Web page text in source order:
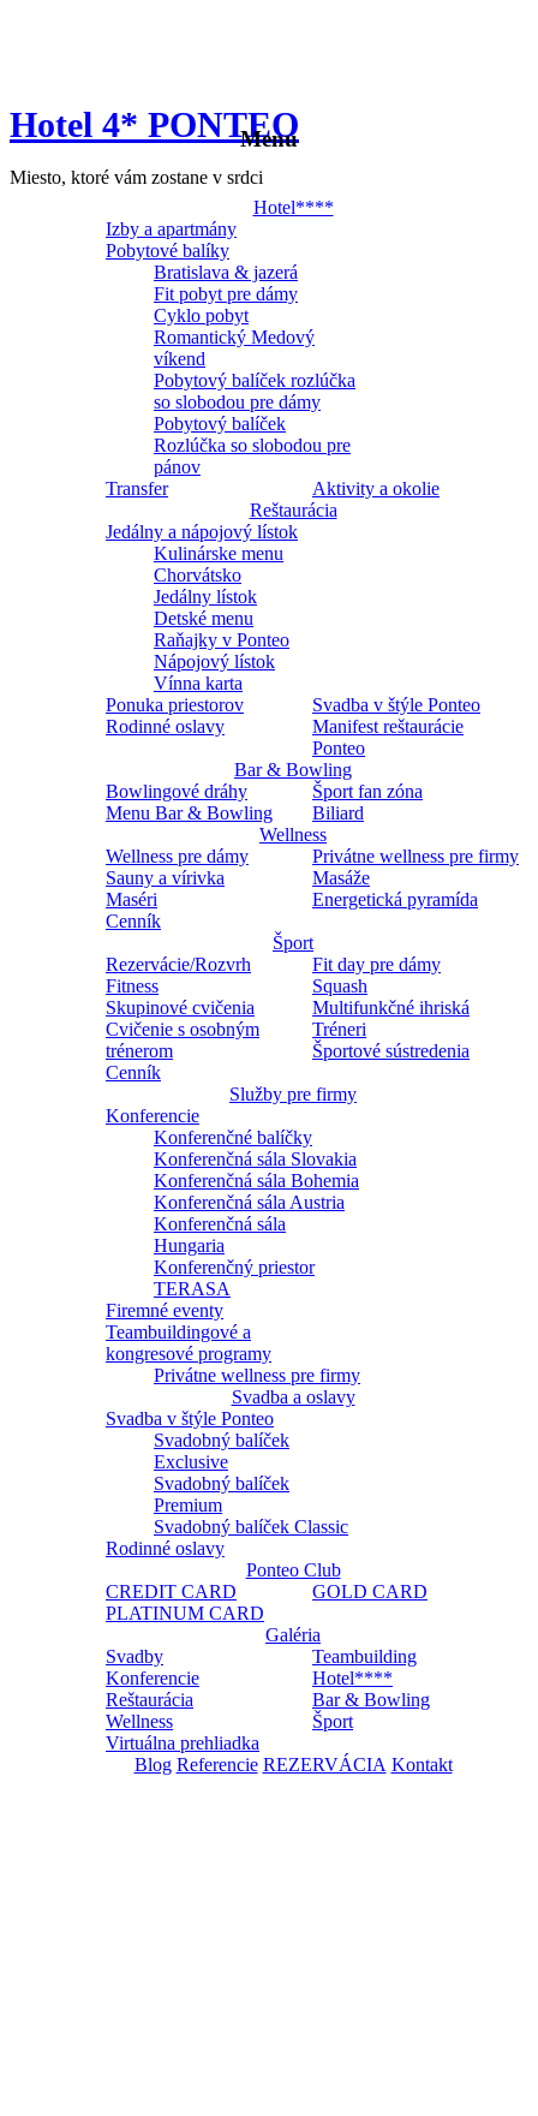
Hotel 4* PONTEO
Miesto, ktoré vám zostane v srdci
Menu
Hotel****
Izby a apartmány
Pobytové balíky
Bratislava & jazerá
Fit pobyt pre dámy
Cyklo pobyt
Romantický Medový
víkend
Pobytový balíček rozlúčka
so slobodou pre dámy
Pobytový balíček
Rozlúčka so slobodou pre
pánov
Transfer
Aktivity a okolie
Reštaurácia
Jedálny a nápojový lístok
Kulinárske menu
Chorvátsko
Jedálny lístok
Detské menu
Raňajky v Ponteo
Nápojový lístok
Vínna karta
Ponuka priestorov
Svadba v štýle Ponteo
Rodinné oslavy
Manifest reštaurácie
Ponteo
Bar & Bowling
Bowlingové dráhy
Šport fan zóna
Menu Bar & Bowling
Biliard
Wellness
Wellness pre dámy
Privátne wellness pre firmy
Sauny a vírivka
Masáže
Maséri
Energetická pyramída
Cenník
Šport
Rezervácie/Rozvrh
Fit day pre dámy
Fitness
Squash
Skupinové cvičenia
Multifunkčné ihriská
Cvičenie s osobným
trénerom
Tréneri
Športové sústredenia
Cenník
Služby pre firmy
Konferencie
Konferenčné balíčky
Konferenčná sála Slovakia
Konferenčná sála Bohemia
Konferenčná sála Austria
Konferenčná sála
Hungaria
Konferenčný priestor
TERASA
Firemné eventy
Teambuildingové a
kongresové programy
Privátne wellness pre firmy
Svadba a oslavy
Svadba v štýle Ponteo
Svadobný balíček
Exclusive
Svadobný balíček
Premium
Svadobný balíček Classic
Rodinné oslavy
Ponteo Club
CREDIT CARD
GOLD CARD
PLATINUM CARD
Galéria
Svadby
Teambuilding
Konferencie
Hotel****
Reštaurácia
Bar & Bowling
Wellness
Šport
Virtuálna prehliadka
Blog Referencie REZERVÁCIA Kontakt